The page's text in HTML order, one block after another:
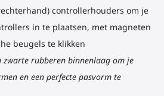
controllerhouders om je
in te plaatsen, met magneten
beugels te klikken
zwarte rubberen binnenlaag om je
en een perfecte pasvorm te